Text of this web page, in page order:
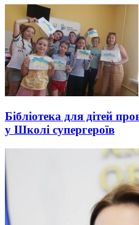
Бібліотека для дітей
у Школі супергероїв